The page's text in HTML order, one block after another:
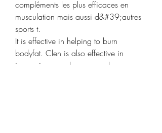
compléments les plus efficaces en
musculation mais aussi d&#39;autres
sports t.
It is effective in helping to burn
bodyfat. Clen is also effective in
increasing muscle mass and